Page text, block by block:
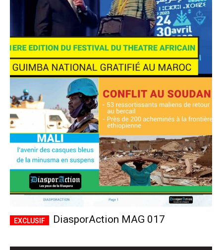
DiasporAction MAG 017